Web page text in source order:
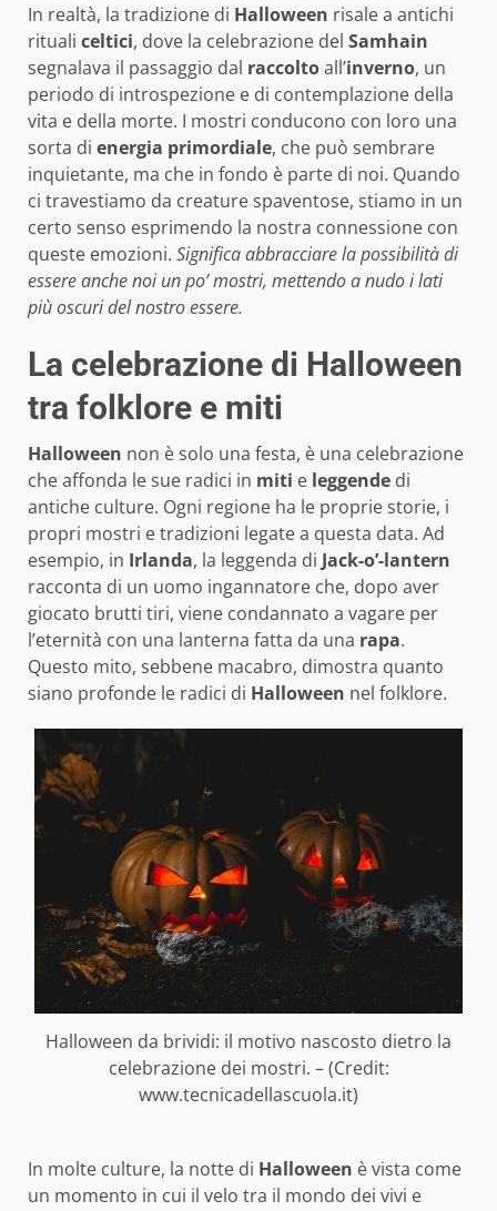
In realtà, la tradizione di Halloween risale a antichi
rituali celtici, dove la celebrazione del Samhain
segnalava il passaggio dal raccoltoall’inverno, un
periodo di introspezione e di contemplazione della
vita e della morte. I mostri conducono con loro una
sorta di energia primordiale, che può sembrare
inquietante, ma che in fondo è parte di noi. Quando
ci travestiamo da creature spaventose, stiamo in un
certo senso esprimendo la nostra connessione con
queste emozioni. Significa abbracciare la possibilità di
essere anche noi un po’ mostri, mettendo a nudo i lati
più oscuri del nostro essere.
La celebrazione di Halloween
tra folklore e miti
Halloween non è solo una festa, è una celebrazione
che affonda le sue radici in miti e leggende di
antiche culture. Ogni regione ha le proprie storie, i
propri mostri e tradizioni legate a questa data. Ad
esempio, in Irlanda, la leggenda di Jack-o’-lantern
racconta di un uomo ingannatore che, dopo aver
giocato brutti tiri, viene condannato a vagare per
l’eternità con una lanterna fatta da una rapa.
Questo mito, sebbene macabro, dimostra quanto
siano profonde le radici di Halloween nel folklore.
Halloween da brividi: il motivo nascosto dietro la
celebrazione dei mostri. – (Credit:
www.tecnicadellascuola.it)
In molte culture, la notte di Halloween è vista come
un momento in cui il velo tra il mondo dei vivi e